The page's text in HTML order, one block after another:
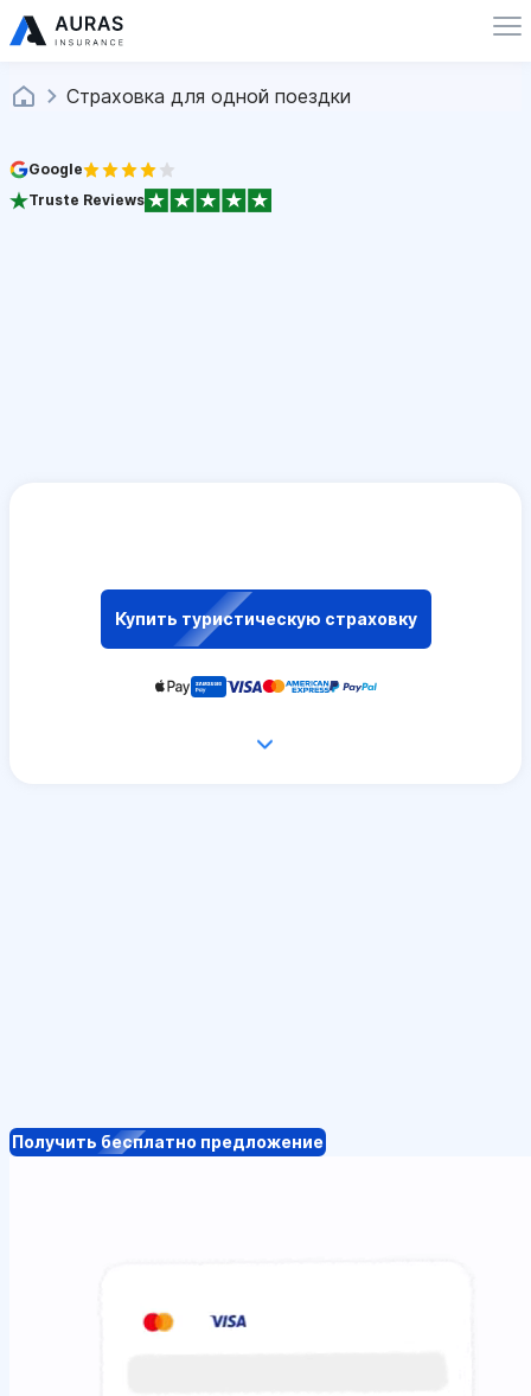
Страховка для одной поездки
Google
Truste Reviews
Купить туристическую страховку
Получить бесплатно предложение